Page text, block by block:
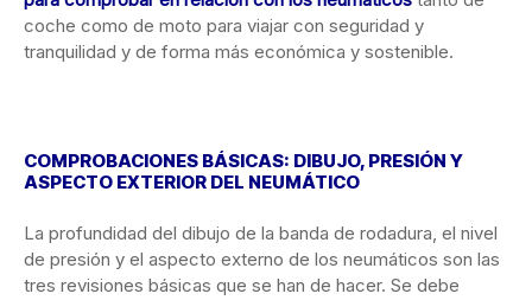
coche como de moto para viajar con seguridad y
tranquilidad y de forma más económica y sostenible.
COMPROBACIONES BÁSICAS: DIBUJO, PRESIÓN Y
ASPECTO EXTERIOR DEL NEUMÁTICO
La profundidad del dibujo de la banda de rodadura, el nivel
de presión y el aspecto externo de los neumáticos son las
tres revisiones básicas que se han de hacer. Se debe